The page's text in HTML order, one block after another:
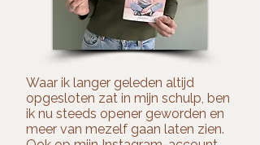
Waar ik langer geleden altijd
opgesloten zat in mijn schulp, ben
ik nu steeds opener geworden en
meer van mezelf gaan laten zien.